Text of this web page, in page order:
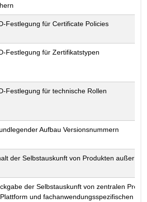
Festlegung für Certificate Policies
Festlegung für Zertifikatstypen
Festlegung für technische Rollen
Aufbau Versionsnummern
der Selbstauskunft von Produkten außer
der Selbstauskunft von zentralen
und fachanwendungsspezifischen